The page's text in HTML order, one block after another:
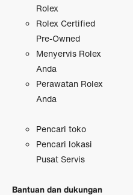
Rolex
Rolex Certified
Pre‑Owned
Menyervis Rolex
Anda
Perawatan Rolex
Anda
Pencari toko
Pencari lokasi
Pusat Servis
Bantuan dan dukungan